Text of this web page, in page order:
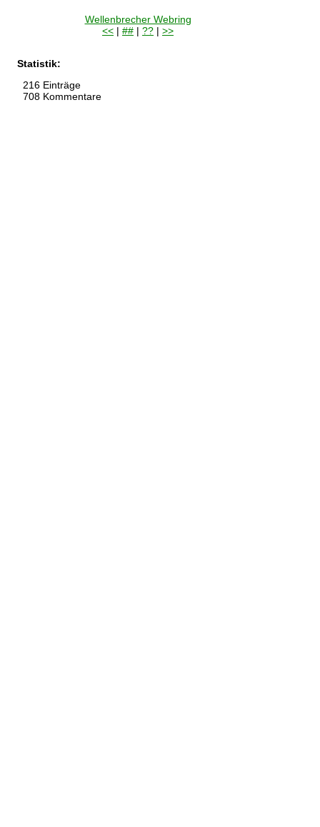
Wellenbrecher Webring
<< | ## | ?? | >>
Statistik:
216 Einträge
708 Kommentare